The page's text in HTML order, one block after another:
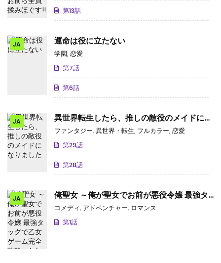
第13話
JA 運命は役に立たない
学園, 恋愛
第7話
第6話
JA
異世界転生したら、推しの敵役のメイドにな
りました
ファンタジー, 異世界・転生, フルカラー, 恋愛
第29話
第28話
JA
俺聖女 ～俺が聖女でお前が悪役令嬢 最強タ
ッグで乙女ゲーム完全攻略いたしますわ～
コメディ, アドベンチャー, ロマンス
第1話